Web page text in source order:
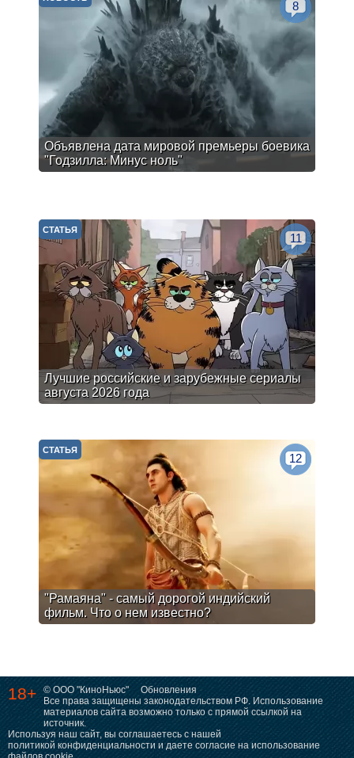
Объявлена дата мировой премьеры боевика
"Годзилла: Минус ноль"
8
Лучшие российские и зарубежные сериалы
августа 2026 года
СТАТЬЯ
11
"Рамаяна" - самый дорогой индийский
фильм. Что о нем известно?
СТАТЬЯ
12
18+ © ООО "КиноНьюс"
Обновления
Все права защищены законодательством РФ. Использование
материалов сайта возможно только с прямой ссылкой на
источник.
Используя наш сайт, вы соглашаетесь с нашей
политикой конфиденциальности и даете согласие на использование